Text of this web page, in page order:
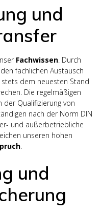
und
Fachwissen. Durch
fachlichen Austausch
dem neuesten Stand
Die regelmäßigen
der Qualifizierung von
nach der Norm DIN
und außerbetriebliche
unseren hohen
.
und